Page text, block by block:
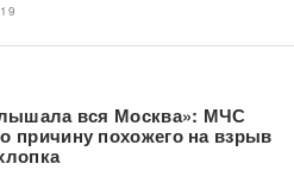
вся Москва»: МЧС
причину похожего на взрыв